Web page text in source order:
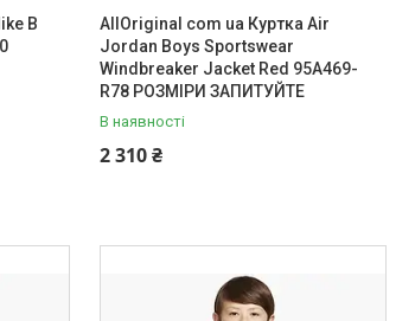
B
AllOriginal com ua Куртка Air
Jordan Boys Sportswear
Windbreaker Jacket Red 95A469-
R78 РОЗМІРИ ЗАПИТУЙТЕ
В наявності
2 310 ₴